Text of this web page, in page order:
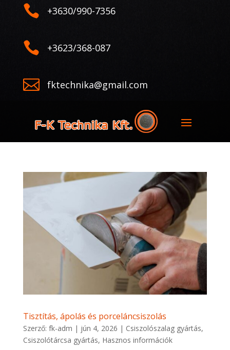
 +3630/990-7356
 +3623/368-087
 fktechnika@gmail.com
Tisztítás, ápolás és porceláncsiszolás
Szerző: fk-adm | jún 4, 2026 | Csiszolószalag gyártás,
Csiszolótárcsa gyártás, Hasznos információk